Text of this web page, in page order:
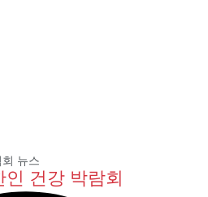
뉴스
건강 박람회